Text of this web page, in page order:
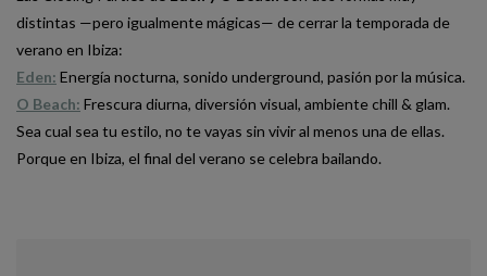
distintas —pero igualmente mágicas— de cerrar la temporada de
verano en Ibiza:
Eden: Energía nocturna, sonido underground, pasión por la música.
O Beach: Frescura diurna, diversión visual, ambiente chill & glam.
Sea cual sea tu estilo, no te vayas sin vivir al menos una de ellas.
Porque en Ibiza, el final del verano se celebra bailando.